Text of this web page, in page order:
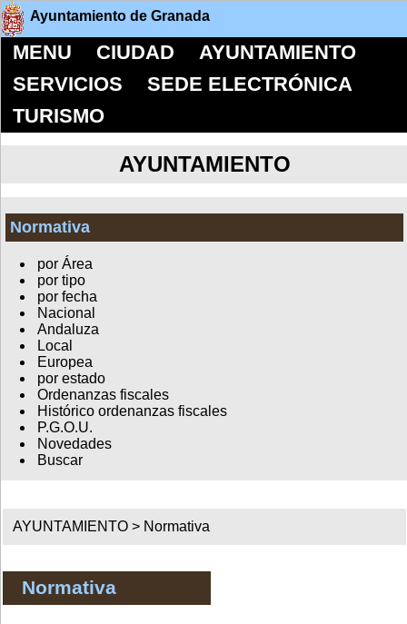
Ayuntamiento de Granada
MENU CIUDAD
AYUNTAMIENTO
SERVICIOS
SEDE ELECTRÓNICA
TURISMO
AYUNTAMIENTO
Normativa
por Área
por tipo
por fecha
Nacional
Andaluza
Local
Europea
por estado
Ordenanzas fiscales
Histórico ordenanzas fiscales
P.G.O.U.
Novedades
Buscar
AYUNTAMIENTO > Normativa
Normativa